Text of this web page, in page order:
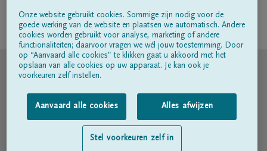
Volg ons op
© DELA
Gebruiksvoorwaarden
Privacyverklaring
Toegankelijkheidsverklaring
Onze website gebruikt cookies. Sommige zijn nodig voor de
goede werking van de website en plaatsen we automatisch. Andere
cookies worden gebruikt voor analyse, marketing of andere
functionaliteiten; daarvoor vragen we wél jouw toestemming. Door
op “Aanvaard alle cookies” te klikken gaat u akkoord met het
opslaan van alle cookies op uw apparaat. Je kan ook je
voorkeuren zelf instellen.
Aanvaard alle cookies Alles afwijzen
Stel voorkeuren zelf in